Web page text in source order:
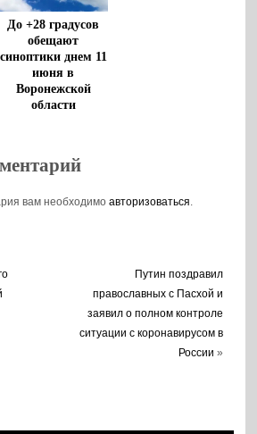
До +28 градусов
обещают
синоптики днем 11
июня в
Воронежской
области
вам необходимоавторизоваться.
Путин поздравил
православных с Пасхой и
заявил о полном контроле
ситуации с коронавирусом в
России »